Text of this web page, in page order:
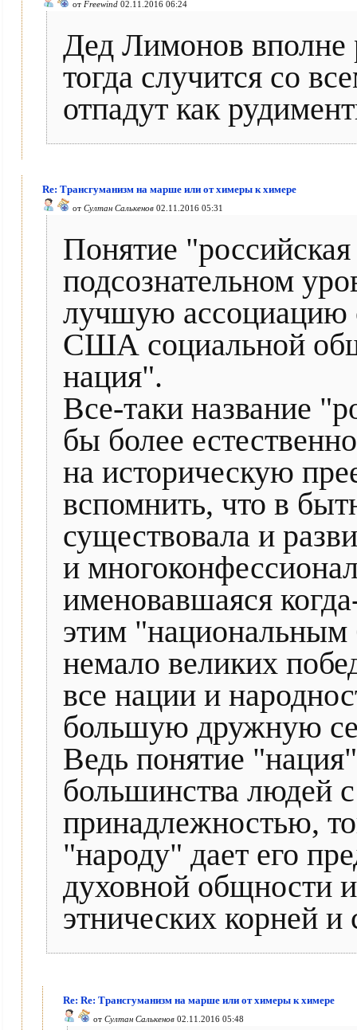
от Freewind 02.11.2016 06:24
Дед Лимонов вполне
тогда случится со
отпадут как
Re: Трансгуманизм на марше или от химеры к химере
от Султан Салькенов 02.11.2016 05:31
Понятие
подсознательном
лучшую ассоциацию
США социальной
нация".
Все-таки название
бы более
на историческую
вспомнить, что в
существовала и
и
именовавшаяся
этим
немало великих
все нации и
большую дружную
Ведь понятие
большинства людей
принадлежностью,
"народу" дает его
духовной общности
этнических корней
Re: Re: Трансгуманизм на марше или от химеры к химере
от Султан Салькенов 02.11.2016 05:48